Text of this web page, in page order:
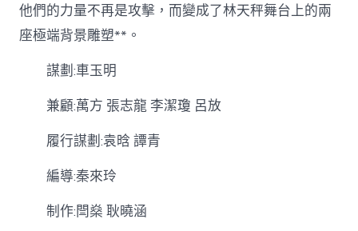
他們的力量不再是攻擊，而變成了林天秤舞台上的兩
座極端背景雕塑**。
謀劃:車玉明
兼顧:萬方 張志龍 李潔瓊 呂放
履行謀劃:袁晗 譚青
編導:秦來玲
制作:閆燊 耿曉涵